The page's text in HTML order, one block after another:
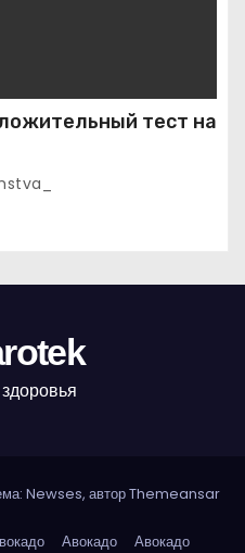
тест на
Newses, авторThemeansar
Авокадо
Авокадо